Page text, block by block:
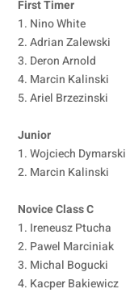
First Timer
1. Nino White
2. Adrian Zalewski
3. Deron Arnold
4. Marcin Kalinski
5. Ariel Brzezinski
Junior
1. Wojciech Dymarski
2. Marcin Kalinski
Novice Class C
1. Ireneusz Ptucha
2. Pawel Marciniak
3. Michal Bogucki
4. Kacper Bakiewicz